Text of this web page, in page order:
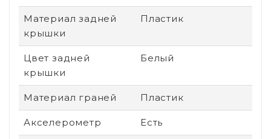
Материал задней
крышки
Пластик
Цвет задней
крышки
Белый
Материал граней Пластик
Акселерометр Есть